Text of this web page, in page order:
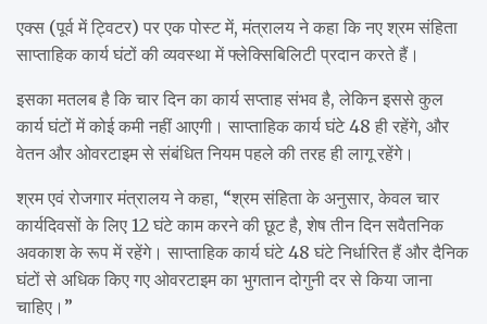
एक्स (पूर्व में ट्विटर) पर एक पोस्ट में, मंत्रालय ने कहा कि नए श्रम संहिता
साप्ताहिक कार्य घंटों की व्यवस्था में फ्लेक्सिबिलिटी प्रदान करते हैं।
इसका मतलब है कि चार दिन का कार्य सप्ताह संभव है, लेकिन इससे कुल
कार्य घंटों में कोई कमी नहीं आएगी। साप्ताहिक कार्य घंटे 48 ही रहेंगे, और
वेतन और ओवरटाइम से संबंधित नियम पहले की तरह ही लागू रहेंगे।
श्रम एवं रोजगार मंत्रालय ने कहा, “श्रम संहिता के अनुसार, केवल चार
कार्यदिवसों के लिए 12 घंटे काम करने की छूट है, शेष तीन दिन सवैतनिक
अवकाश के रूप में रहेंगे। साप्ताहिक कार्य घंटे 48 घंटे निर्धारित हैं और दैनिक
घंटों से अधिक किए गए ओवरटाइम का भुगतान दोगुनी दर से किया जाना
चाहिए।”